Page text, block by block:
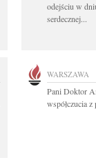
odejściu w
serdecznej...
WARSZAWA
Pani Doktor
współczucia